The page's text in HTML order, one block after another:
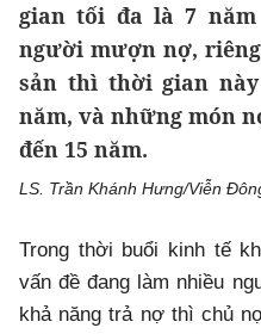
gian tối đa là 7
người mượn nợ,
sản thì thời gian
năm, và những món
đến 15 năm.
LS. Trần Khánh Hưng/Viễn
Trong thời buổi kinh tế
vấn đề đang làm nhiều
khả năng trả nợ thì chủ